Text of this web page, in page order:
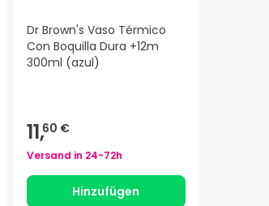
Dr Brown's Vaso Térmico
Con Boquilla Dura +12m
300ml (azul)
11,60 €
Versand in 24-72h
Hinzufügen